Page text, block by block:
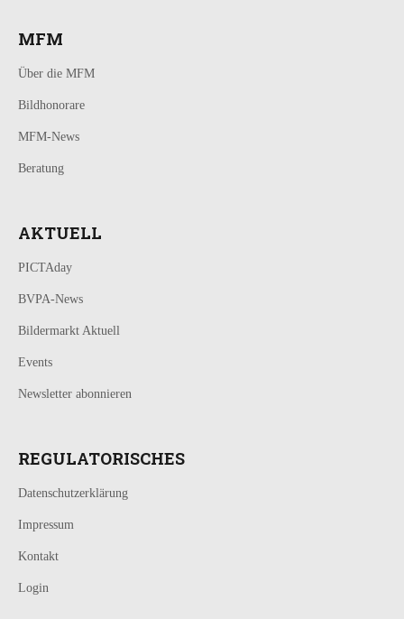
MFM
Über die MFM
Bildhonorare
MFM-News
Beratung
AKTUELL
PICTAday
BVPA-News
Bildermarkt Aktuell
Events
Newsletter abonnieren
REGULATORISCHES
Datenschutzerklärung
Impressum
Kontakt
Login